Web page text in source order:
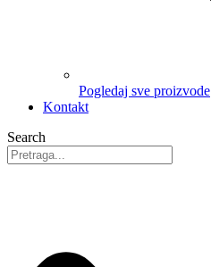
Pogledaj sve proizvode
Kontakt
Search